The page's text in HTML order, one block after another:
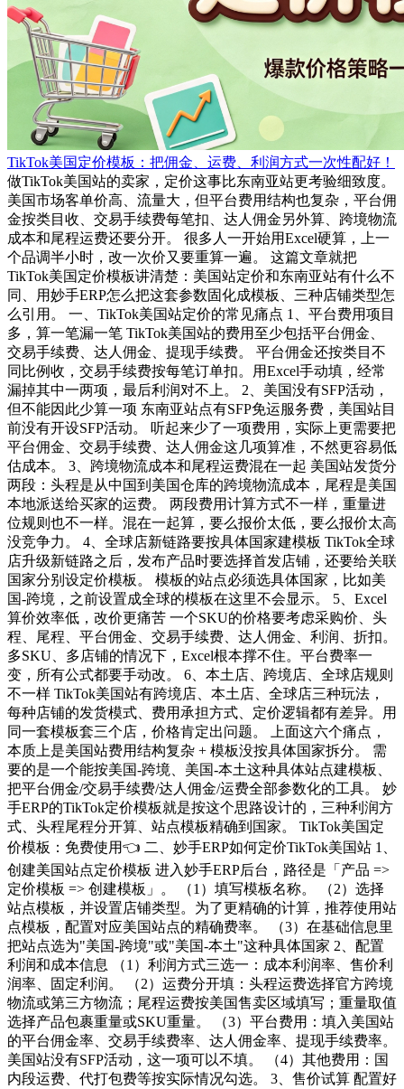
TikTok美国定价模板：把佣金、运费、利润方式一次性配好！
做TikTok美国站的卖家，定价这事比东南亚站更考验细致度。
美国市场客单价高、流量大，但平台费用结构也复杂，平台佣
金按类目收、交易手续费每笔扣、达人佣金另外算、跨境物流
成本和尾程运费还要分开。 很多人一开始用Excel硬算，上一
个品调半小时，改一次价又要重算一遍。 这篇文章就把
TikTok美国定价模板讲清楚：美国站定价和东南亚站有什么不
同、用妙手ERP怎么把这套参数固化成模板、三种店铺类型怎
么引用。 一、TikTok美国站定价的常见痛点 1、平台费用项目
多，算一笔漏一笔 TikTok美国站的费用至少包括平台佣金、
交易手续费、达人佣金、提现手续费。 平台佣金还按类目不
同比例收，交易手续费按每笔订单扣。用Excel手动填，经常
漏掉其中一两项，最后利润对不上。 2、美国没有SFP活动，
但不能因此少算一项 东南亚站点有SFP免运服务费，美国站目
前没有开设SFP活动。 听起来少了一项费用，实际上更需要把
平台佣金、交易手续费、达人佣金这几项算准，不然更容易低
估成本。 3、跨境物流成本和尾程运费混在一起 美国站发货分
两段：头程是从中国到美国仓库的跨境物流成本，尾程是美国
本地派送给买家的运费。 两段费用计算方式不一样，重量进
位规则也不一样。混在一起算，要么报价太低，要么报价太高
没竞争力。 4、全球店新链路要按具体国家建模板 TikTok全球
店升级新链路之后，发布产品时要选择首发店铺，还要给关联
国家分别设定价模板。 模板的站点必须选具体国家，比如美
国-跨境，之前设置成全球的模板在这里不会显示。 5、Excel
算价效率低，改价更痛苦 一个SKU的价格要考虑采购价、头
程、尾程、平台佣金、交易手续费、达人佣金、利润、折扣。
多SKU、多店铺的情况下，Excel根本撑不住。平台费率一
变，所有公式都要手动改。 6、本土店、跨境店、全球店规则
不一样 TikTok美国站有跨境店、本土店、全球店三种玩法，
每种店铺的发货模式、费用承担方式、定价逻辑都有差异。用
同一套模板套三个店，价格肯定出问题。 上面这六个痛点，
本质上是美国站费用结构复杂 + 模板没按具体国家拆分。 需
要的是一个能按美国-跨境、美国-本土这种具体站点建模板、
把平台佣金/交易手续费/达人佣金/运费全部参数化的工具。 妙
手ERP的TikTok定价模板就是按这个思路设计的，三种利润方
式、头程尾程分开算、站点模板精确到国家。 TikTok美国定
价模板：免费使用👈 二、妙手ERP如何定价TikTok美国站 1、
创建美国站点定价模板 进入妙手ERP后台，路径是「产品 =>
定价模板 => 创建模板」。 （1）填写模板名称。 （2）选择
站点模板，并设置店铺类型。为了更精确的计算，推荐使用站
点模板，配置对应美国站点的精确费率。 （3）在基础信息里
把站点选为"美国-跨境"或"美国-本土"这种具体国家 2、配置
利润和成本信息 （1）利润方式三选一：成本利润率、售价利
润率、固定利润。 （2）运费分开填：头程运费选择官方跨境
物流或第三方物流；尾程运费按美国售卖区域填写；重量取值
选择产品包裹重量或SKU重量。 （3）平台费用：填入美国站
的平台佣金率、交易手续费率、达人佣金率、提现手续费率。
美国站没有SFP活动，这一项可以不填。 （4）其他费用：国
内段运费、代打包费等按实际情况勾选。 3、售价试算 配置好